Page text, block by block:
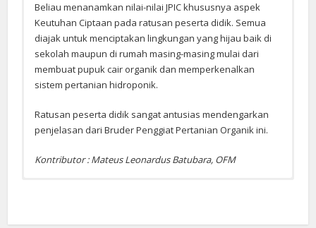
Beliau menanamkan nilai-nilai JPIC khususnya aspek
Keutuhan Ciptaan pada ratusan peserta didik. Semua
diajak untuk menciptakan lingkungan yang hijau baik di
sekolah maupun di rumah masing-masing mulai dari
membuat pupuk cair organik dan memperkenalkan
sistem pertanian hidroponik.
Ratusan peserta didik sangat antusias mendengarkan
penjelasan dari Bruder Penggiat Pertanian Organik ini.
Kontributor : Mateus Leonardus Batubara, OFM